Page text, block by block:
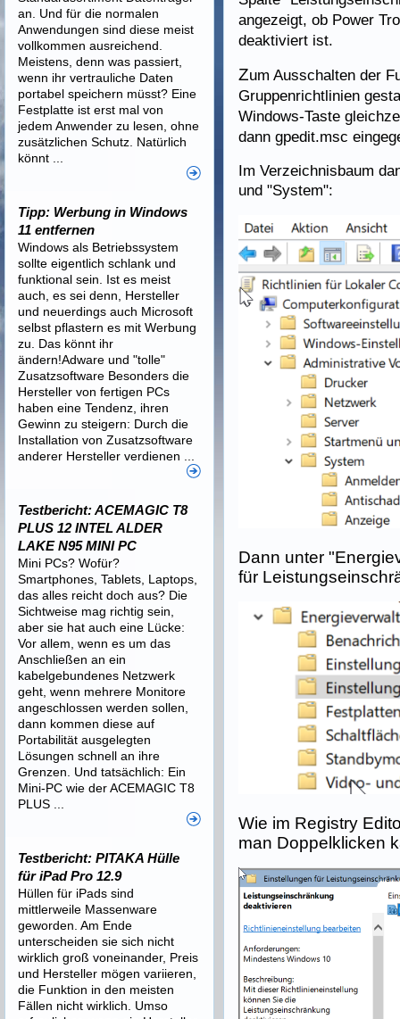
angezeigt, ob Power
deaktiviert ist.
Zum Ausschalten der
Gruppenrichtlinien
Windows-Taste
dann gpedit.msc
Im Verzeichnisbaum
und "System":
Dann unter
für
Wie im Registry
man Doppelklicken
an. Und für die normalen
Anwendungen sind diese meist
vollkommen ausreichend.
Meistens, denn was passiert,
wenn ihr vertrauliche Daten
portabel speichern müsst? Eine
Festplatte ist erst mal von
jedem Anwender zu lesen, ohne
zusätzlichen Schutz. Natürlich
könnt ...
Tipp: Werbung in Windows
11 entfernen
Windows als Betriebssystem
sollte eigentlich schlank und
funktional sein. Ist es meist
auch, es sei denn, Hersteller
und neuerdings auch Microsoft
selbst pflastern es mit Werbung
zu. Das könnt ihr
ändern!Adware und "tolle"
Zusatzsoftware Besonders die
Hersteller von fertigen PCs
haben eine Tendenz, ihren
Gewinn zu steigern: Durch die
Installation von Zusatzsoftware
anderer Hersteller verdienen ...
Testbericht: ACEMAGIC T8
PLUS 12 INTEL ALDER
LAKE N95 MINI PC
Mini PCs? Wofür?
Smartphones, Tablets, Laptops,
das alles reicht doch aus? Die
Sichtweise mag richtig sein,
aber sie hat auch eine Lücke:
Vor allem, wenn es um das
Anschließen an ein
kabelgebundenes Netzwerk
geht, wenn mehrere Monitore
angeschlossen werden sollen,
dann kommen diese auf
Portabilität ausgelegten
Lösungen schnell an ihre
Grenzen. Und tatsächlich: Ein
Mini-PC wie der ACEMAGIC T8
PLUS ...
Testbericht: PITAKA Hülle
für iPad Pro 12.9
Hüllen für iPads sind
mittlerweile Massenware
geworden. Am Ende
unterscheiden sie sich nicht
wirklich groß voneinander, Preis
und Hersteller mögen variieren,
die Funktion in den meisten
Fällen nicht wirklich. Umso